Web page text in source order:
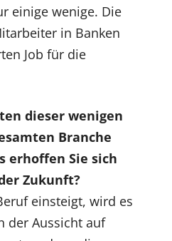
einige wenige. Die
in Banken
Job für die
dieser wenigen
Branche
erhoffen Sie sich
Zukunft?
einsteigt, wird es
der Aussicht auf